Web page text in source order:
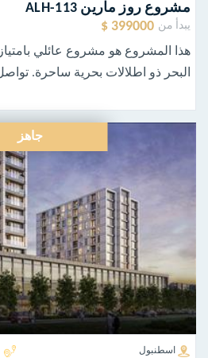
مشروع روز مارين ALH-113
يبدأ من 399000 $
هذا المشروع هو مشروع عائلي
البحر ذو اطلالات بحرية ساحرة.
جاهز
اسطنبول